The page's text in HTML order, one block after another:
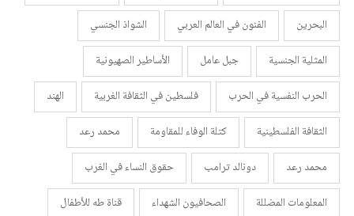
البحرين
الفنون في العالم العربي
الشواذ الجنسي
المثلية الجنسية
جبل عامل
الأساطير الصهيونية
الحرب النفسية في الحرب
فلسطين في الثقافة الغربية
الهند
الثقافة الفلسطينية
كتلة الوفاء للمقاومة
محمد رعد
محمد رعد
دونالد ترامب
حقوق النساء في الغرب
المعلومات المضللة
الصحافيون الشهداء
قناة طه للأطفال